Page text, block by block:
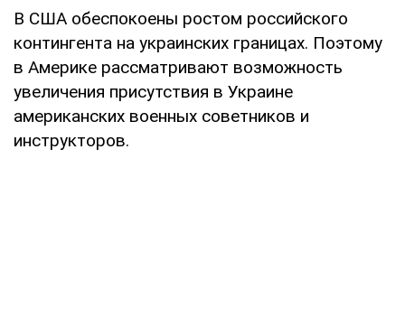
В США обеспокоены ростом российского
контингента на украинских границах. Поэтому
в Америке рассматривают возможность
увеличения присутствия в Украине
американских военных советников и
инструкторов.